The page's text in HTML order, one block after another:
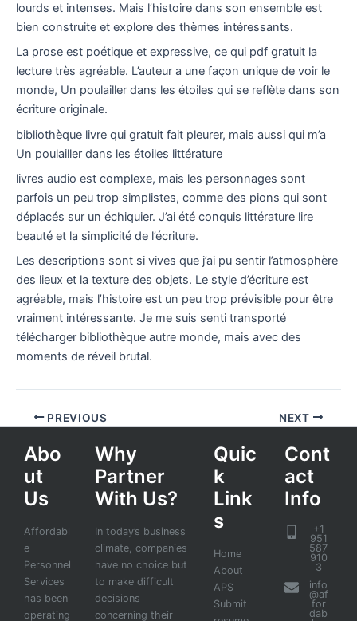
lourds et intenses. Mais l’histoire dans son ensemble est
bien construite et explore des thèmes intéressants.
La prose est poétique et expressive, ce qui pdf gratuit la
lecture très agréable. L’auteur a une façon unique de voir le
monde, Un poulailler dans les étoiles qui se reflète dans son
écriture originale.
bibliothèque livre qui gratuit fait pleurer, mais aussi qui m’a
Un poulailler dans les étoiles littérature
livres audio est complexe, mais les personnages sont
parfois un peu trop simplistes, comme des pions qui sont
déplacés sur un échiquier. J’ai été conquis littérature lire
beauté et la simplicité de l’écriture.
Les descriptions sont si vives que j’ai pu sentir l’atmosphère
des lieux et la texture des objets. Le style d’écriture est
agréable, mais l’histoire est un peu trop prévisible pour être
vraiment intéressante. Je me suis senti transporté
télécharger bibliothèque autre monde, mais avec des
moments de réveil brutal.
PREVIOUS NEXT
Abo
ut
Us
Affordabl
e
Personnel
Services
has been
operating
Why
Partner
With Us?
In today’s business
climate, companies
have no choice but
to make difficult
decisions
concerning their
Quic
k
Link
s
Home
About
APS
Submit
Cont
act
Info
+1
951
587
910
3
info
@af
for
dab